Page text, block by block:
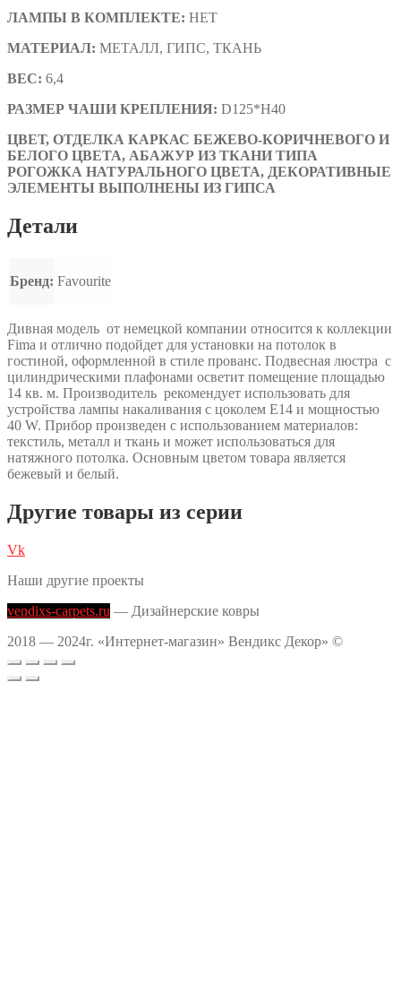
ЛАМПЫ В КОМПЛЕКТЕ: НЕТ
МАТЕРИАЛ: МЕТАЛЛ, ГИПС, ТКАНЬ
ВЕС: 6,4
РАЗМЕР ЧАШИ КРЕПЛЕНИЯ: D125*H40
ЦВЕТ, ОТДЕЛКА КАРКАС БЕЖЕВО-КОРИЧНЕВОГО И
БЕЛОГО ЦВЕТА, АБАЖУР ИЗ ТКАНИ ТИПА
РОГОЖКА НАТУРАЛЬНОГО ЦВЕТА, ДЕКОРАТИВНЫЕ
ЭЛЕМЕНТЫ ВЫПОЛНЕНЫ ИЗ ГИПСА
Детали
Бренд: Favourite
Дивная модель от немецкой компании относится к коллекции
Fima и отлично подойдет для установки на потолок в
гостиной, оформленной в стиле прованс. Подвесная люстра с
цилиндрическими плафонами осветит помещение площадью
14 кв. м. Производитель рекомендует использовать для
устройства лампы накаливания с цоколем E14 и мощностью
40 W. Прибор произведен с использованием материалов:
текстиль, металл и ткань и может использоваться для
натяжного потолка. Основным цветом товара является
бежевый и белый.
Другие товары из серии
Vk
Наши другие проекты
vendixs-carpets.ru — Дизайнерские ковры
2018 — 2024г. «Интернет-магазин» Вендикс Декор» ©